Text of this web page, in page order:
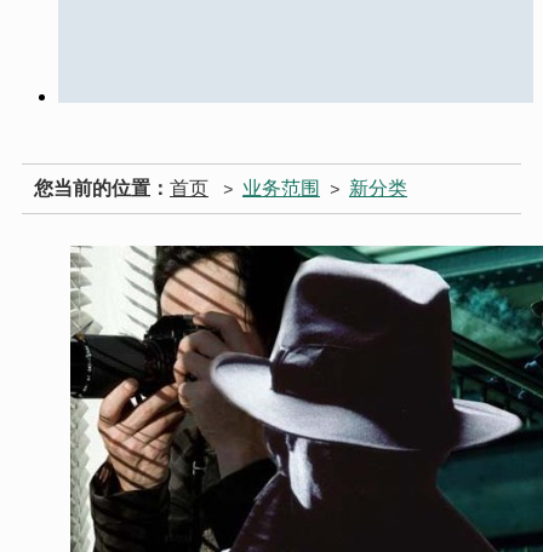
您当前的位置： 首页 > 业务范围 > 新分类